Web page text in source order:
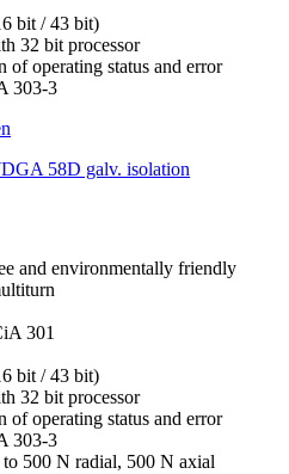
bit / 43 bit)
32 bit processor
operating status and error
303-3
and environmentally friendly
301
bit / 43 bit)
32 bit processor
operating status and error
303-3
500 N radial, 500 N axial